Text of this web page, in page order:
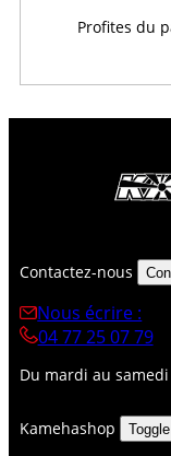
Profites du
Contactez-nous
Nous écrire :
04 77 25 07 79
Du mardi au
Kamehashop